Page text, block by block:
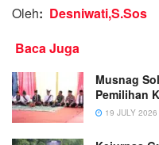
Oleh: Desniwati,S.Sos
Baca Juga
Musnag
Pemilihan
19 JULY 2026